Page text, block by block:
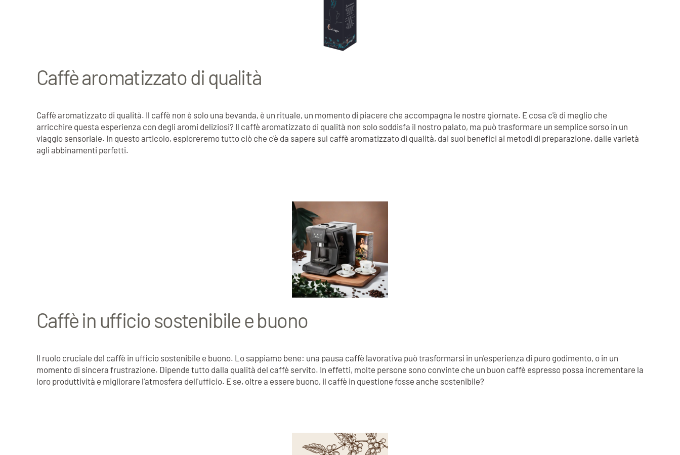
Caffè aromatizzato di qualità
Caffè aromatizzato di qualità. Il caffè non è solo una bevanda, è un rituale, un momento di piacere che accompagna le nostre giornate. E cosa c'è di meglio che
arricchire questa esperienza con degli aromi deliziosi? Il caffè aromatizzato di qualità non solo soddisfa il nostro palato, ma può trasformare un semplice sorso in un
viaggio sensoriale. In questo articolo, esploreremo tutto ciò che c'è da sapere sul caffè aromatizzato di qualità, dai suoi benefici ai metodi di preparazione, dalle varietà
agli abbinamenti perfetti.
Caffè in ufficio sostenibile e buono
Il ruolo cruciale del caffè in ufficio sostenibile e buono. Lo sappiamo bene: una pausa caffè lavorativa può trasformarsi in un'esperienza di puro godimento, o in un
momento di sincera frustrazione. Dipende tutto dalla qualità del caffè servito. In effetti, molte persone sono convinte che un buon caffè espresso possa incrementare la
loro produttività e migliorare l'atmosfera dell'ufficio. E se, oltre a essere buono, il caffè in questione fosse anche sostenibile?